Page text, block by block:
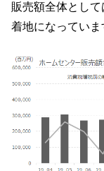
販売額全体とし
着地になっていま